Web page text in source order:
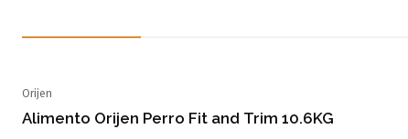
Orijen
Alimento Orijen Perro Fit and Trim 10.6KG